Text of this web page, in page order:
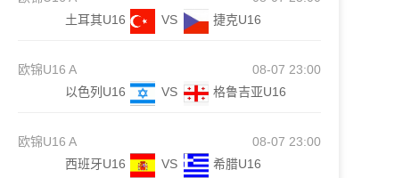
土耳其U16
VS 捷克U16
欧锦U16 A
08-07 23:00
以色列U16
VS 格鲁吉亚U16
欧锦U16 A
08-07 23:00
西班牙U16
VS 希腊U16